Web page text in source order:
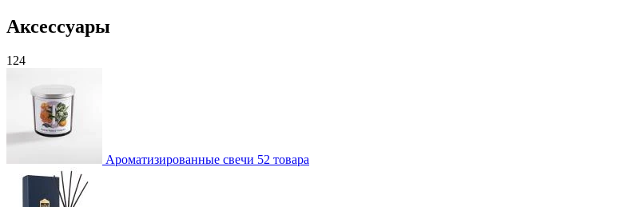
Аксессуары
124
Ароматизированные свечи 52 товара